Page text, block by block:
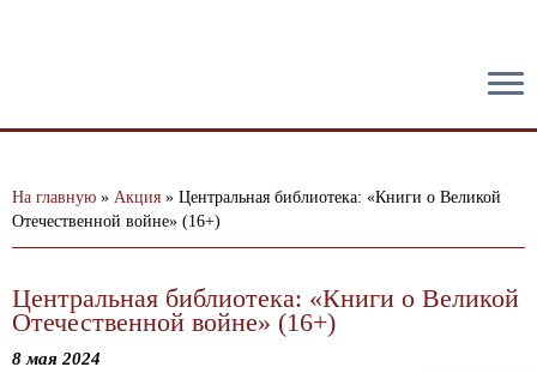
На главную » Акция » Центральная библиотека: «Книги о Великой
Отечественной войне» (16+)
Центральная библиотека: «Книги о Великой
Отечественной войне» (16+)
8 мая 2024